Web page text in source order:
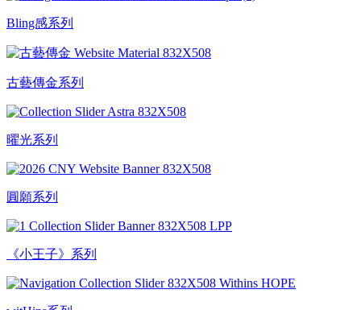
Bling感系列
古藝傳金系列
曜光系列
圓願系列
《小王子》系列